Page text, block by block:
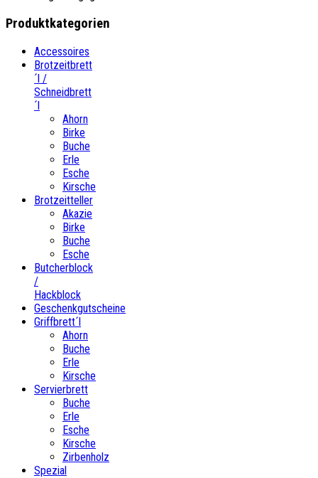
Produktkategorien
Accessoires
Brotzeitbrett
´l /
Schneidbrett
´l
Ahorn
Birke
Buche
Erle
Esche
Kirsche
Brotzeitteller
Akazie
Birke
Buche
Esche
Butcherblock
/
Hackblock
Geschenkgutscheine
Griffbrett´l
Ahorn
Buche
Erle
Kirsche
Servierbrett
Buche
Erle
Esche
Kirsche
Zirbenholz
Spezial